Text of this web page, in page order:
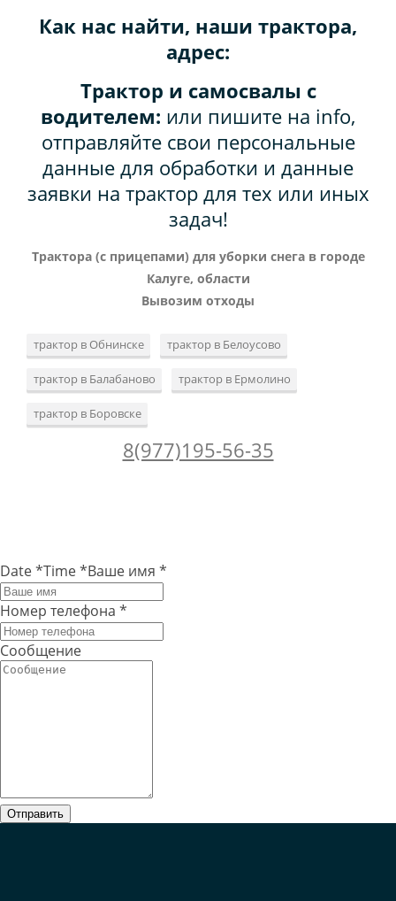
Как нас найти, наши трактора,
адрес:
Трактор и самосвалы с
водителем: или пишите на info,
отправляйте свои персональные
данные для обработки и данные
заявки на трактор для тех или иных
задач!
Трактора (с прицепами) для уборки снега в городе
Калуге, области
Вывозим отходы
трактор в Обнинске трактор в Белоусово
трактор в Балабаново трактор в Ермолино
трактор в Боровске
8(977)195-56-35
Date*Time*Ваше имя *
Номер телефона *
Сообщение
Отправить